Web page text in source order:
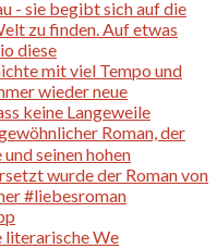
literarische We